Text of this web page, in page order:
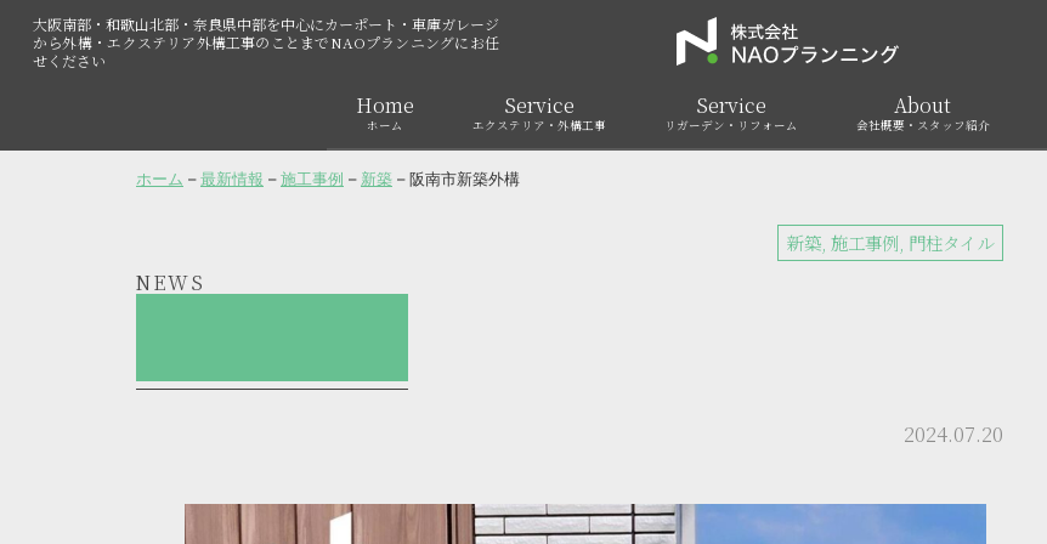
大阪南部・和歌山北部・奈良県中部を中心にカーポート・車庫ガレージ
から外構・エクステリア外構工事のことまでNAOプランニングにお任
せください
Home
ホーム
Service
エクステリア・外構工事
Service
リガーデン・リフォーム
About
会社概要・スタッフ紹介
ホーム – 最新情報 – 施工事例 – 新築 –阪南市新築外構
新築, 施工事例, 門柱タイル
NEWS
2024.07.20